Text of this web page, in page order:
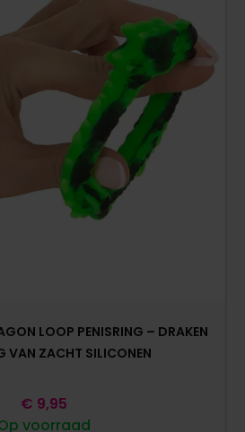
LOOP PENISRING – DRAKEN
VAN ZACHT SILICONEN
voorraad
€ 9,95